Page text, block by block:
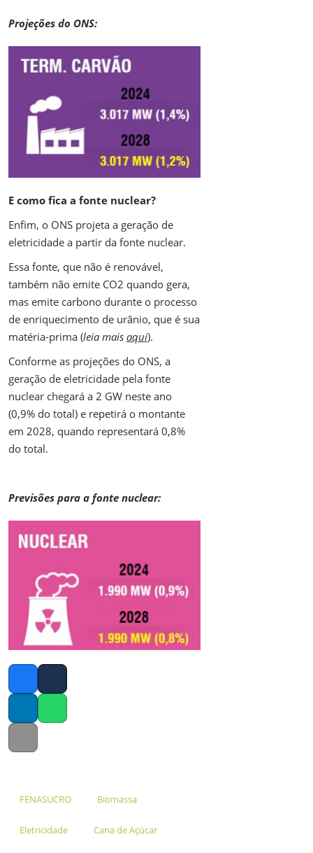
Projeções do ONS:
E como fica a fonte nuclear?
Enfim, o ONS projeta a geração de
eletricidade a partir da fonte nuclear.
Essa fonte, que não é renovável,
também não emite CO2 quando gera,
mas emite carbono durante o processo
de enriquecimento de urânio, que é sua
matéria-prima (leia mais aqui).
Conforme as projeções do ONS, a
geração de eletricidade pela fonte
nuclear chegará a 2 GW neste ano
(0,9% do total) e repetirá o montante
em 2028, quando representará 0,8%
do total.
Previsões para a fonte nuclear:
FacebookTwitter
LinkedInWhatsapp
Copy link
FENASUCRO Biomassa
Eletricidade Cana de Açúcar